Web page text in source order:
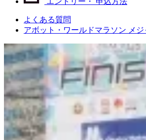
よくある質問
アボット・ワールドマラソン メ